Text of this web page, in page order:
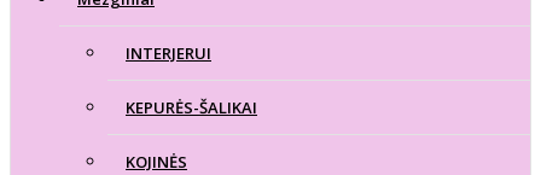
INTERJERUI
KEPURĖS-ŠALIKAI
KOJINĖS